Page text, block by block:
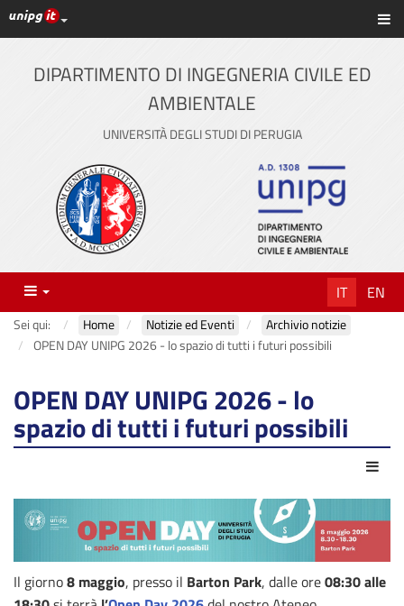
Vai
al
contenuto
principale
Link ai principali servizi web di Ateneo
DIPARTIMENTO DI INGEGNERIA CIVILE ED
AMBIENTALE
UNIVERSITÀ DEGLI STUDI DI PERUGIA
Menu IT EN
Sei qui: Home Notizie ed Eventi
Archivio notizie
OPEN DAY UNIPG 2026 - lo spazio di tutti i futuri possibili
OPEN DAY UNIPG 2026 - lo
spazio di tutti i futuri possibili
Il giorno8 maggio, presso il Barton Park, dalle ore08:30 alle